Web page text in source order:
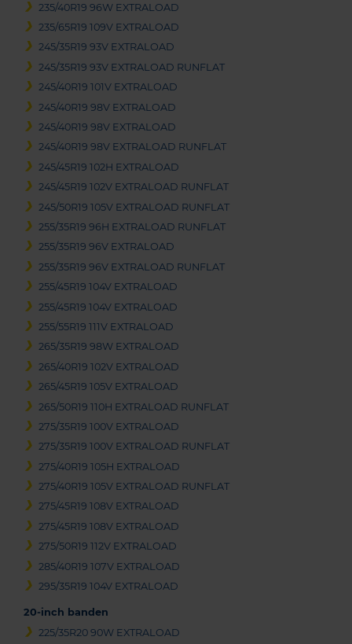
235/40R19 96W EXTRALOAD
235/65R19 109V EXTRALOAD
245/35R19 93V EXTRALOAD
245/35R19 93V EXTRALOAD RUNFLAT
245/40R19 101V EXTRALOAD
245/40R19 98V EXTRALOAD
245/40R19 98V EXTRALOAD
245/40R19 98V EXTRALOAD RUNFLAT
245/45R19 102H EXTRALOAD
245/45R19 102V EXTRALOAD RUNFLAT
245/50R19 105V EXTRALOAD RUNFLAT
255/35R19 96H EXTRALOAD RUNFLAT
255/35R19 96V EXTRALOAD
255/35R19 96V EXTRALOAD RUNFLAT
255/45R19 104V EXTRALOAD
255/45R19 104V EXTRALOAD
255/55R19 111V EXTRALOAD
265/35R19 98W EXTRALOAD
265/40R19 102V EXTRALOAD
265/45R19 105V EXTRALOAD
265/50R19 110H EXTRALOAD RUNFLAT
275/35R19 100V EXTRALOAD
275/35R19 100V EXTRALOAD RUNFLAT
275/40R19 105H EXTRALOAD
275/40R19 105V EXTRALOAD RUNFLAT
275/45R19 108V EXTRALOAD
275/45R19 108V EXTRALOAD
275/50R19 112V EXTRALOAD
285/40R19 107V EXTRALOAD
295/35R19 104V EXTRALOAD
20-inch banden
225/35R20 90W EXTRALOAD